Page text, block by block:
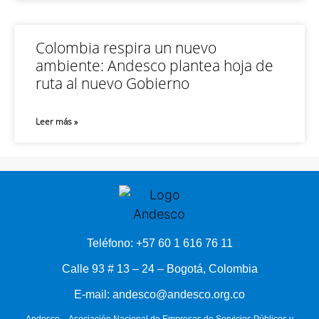
Colombia respira un nuevo
ambiente: Andesco plantea hoja de
ruta al nuevo Gobierno
Leer más »
Teléfono: +57 60 1 616 76 11
Calle 93 # 13 – 24 – Bogotá, Colombia
E-mail: andesco@andesco.org.co